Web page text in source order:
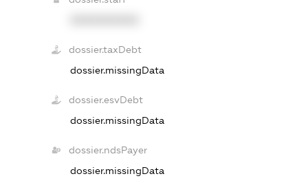
dossier.taxDebt
dossier.missingData
dossier.esvDebt
dossier.missingData
dossier.ndsPayer
dossier.missingData